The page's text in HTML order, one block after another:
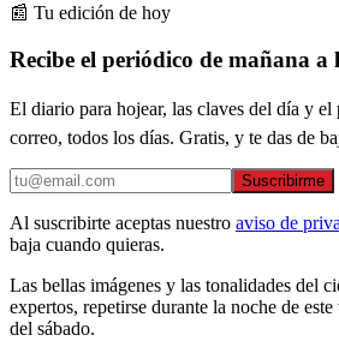
📰 Tu edición de hoy
Recibe el periódico de mañana a
El diario para hojear, las claves del día y
correo, todos los días. Gratis, y te das de
Suscribirme
Al suscribirte aceptas nuestro aviso de
baja cuando quieras.
Las bellas imágenes y las tonalidades del
expertos, repetirse durante la noche de
del sábado.